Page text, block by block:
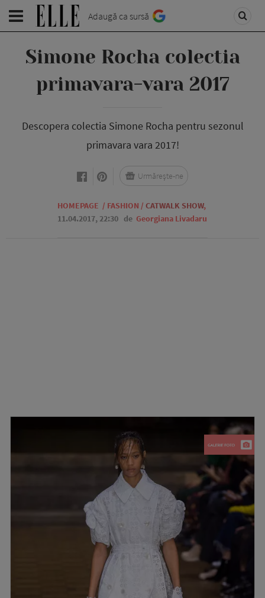
Adaugă ca sursă
Simone Rocha colectia
primavara-vara 2017
Descopera colectia Simone Rocha pentru sezonul
primavara vara 2017!
HOMEPAGE / FASHION / CATWALK SHOW,
11.04.2017, 22:30 de Georgiana Livadaru
Urmărește-ne